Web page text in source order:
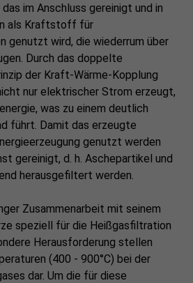
im Anschluss gereinigt und in
als Kraftstoff für
genutzt wird, die wiederrum über
Durch das doppelte
der Kraft-Wärme-Kopplung
nur elektrischer Strom erzeugt,
was zu einem deutlich
führt. Damit das erzeugte
genutzt werden
gereinigt, d. h. Aschepartikel und
herausgefiltert werden.
Zusammenarbeit mit seinem
speziell für die Heißgasfiltration
Herausforderung stellen
(400 - 900°C) bei der
dar. Um die für diese